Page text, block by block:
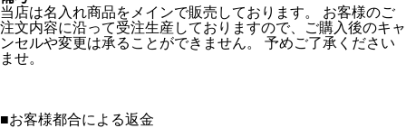
当店は名入れ商品をメインで販売しております。 お客様のご
注文内容に沿って受注生産しておりますので、ご購入後のキャ
ンセルや変更は承ることができません。 予めご了承ください
ませ。
■お客様都合による返金